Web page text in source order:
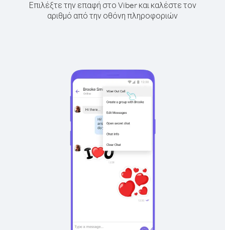
Επιλέξτε την επαφή στο Viber και καλέστε τον
αριθμό από την οθόνη πληροφοριών